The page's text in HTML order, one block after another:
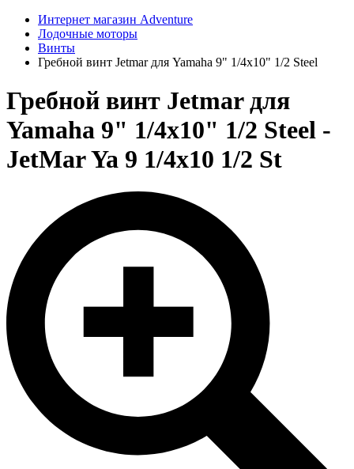
Интернет магазин Adventure
Лодочные моторы
Винты
Гребной винт Jetmar для Yamaha 9" 1/4x10" 1/2 Steel
Гребной винт Jetmar для
Yamaha 9" 1/4x10" 1/2 Steel -
JetMar Ya 9 1/4x10 1/2 St